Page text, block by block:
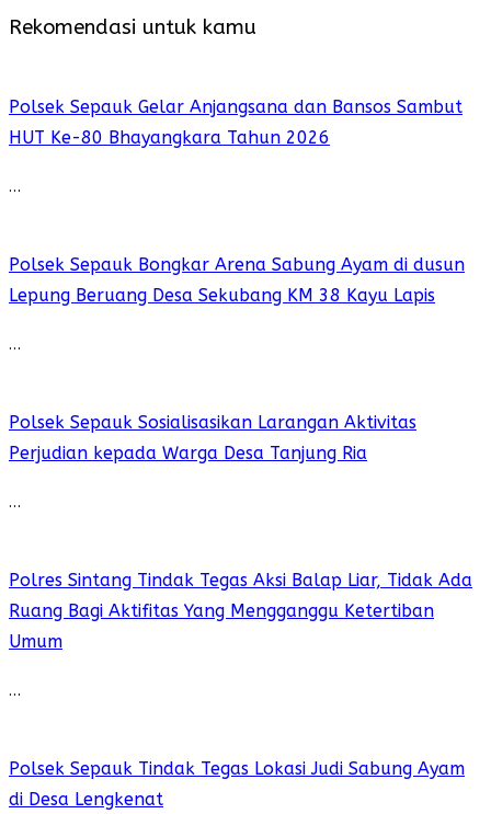
Rekomendasi untuk kamu
Polsek Sepauk Gelar Anjangsana dan Bansos Sambut
HUT Ke-80 Bhayangkara Tahun 2026
…
Polsek Sepauk Bongkar Arena Sabung Ayam di dusun
Lepung Beruang Desa Sekubang KM 38 Kayu Lapis
…
Polsek Sepauk Sosialisasikan Larangan Aktivitas
Perjudian kepada Warga Desa Tanjung Ria
…
Polres Sintang Tindak Tegas Aksi Balap Liar, Tidak Ada
Ruang Bagi Aktifitas Yang Mengganggu Ketertiban
Umum
…
Polsek Sepauk Tindak Tegas Lokasi Judi Sabung Ayam
di Desa Lengkenat